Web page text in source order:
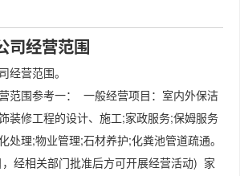
司经营范围
经营范围。
范围参考一： 一般经营项目：室内外保洁
装修工程的设计、施工;家政服务;保姆服务
处理;物业管理;石材养护;化粪池管道疏通。
经相关部门批准后方可开展经营活动) 家